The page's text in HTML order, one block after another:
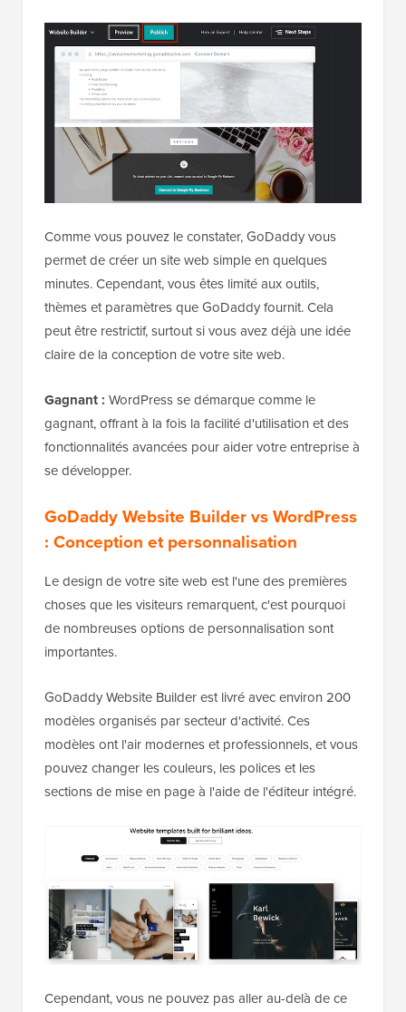
Comme vous pouvez le constater, GoDaddy vous
permet de créer un site web simple en quelques
minutes. Cependant, vous êtes limité aux outils,
thèmes et paramètres que GoDaddy fournit. Cela
peut être restrictif, surtout si vous avez déjà une idée
claire de la conception de votre site web.
Gagnant : WordPress se démarque comme le
gagnant, offrant à la fois la facilité d'utilisation et des
fonctionnalités avancées pour aider votre entreprise à
se développer.
GoDaddy Website Builder vs WordPress
: Conception et personnalisation
Le design de votre site web est l'une des premières
choses que les visiteurs remarquent, c'est pourquoi
de nombreuses options de personnalisation sont
importantes.
GoDaddy Website Builder est livré avec environ 200
modèles organisés par secteur d'activité. Ces
modèles ont l'air modernes et professionnels, et vous
pouvez changer les couleurs, les polices et les
sections de mise en page à l'aide de l'éditeur intégré.
Cependant, vous ne pouvez pas aller au-delà de ce